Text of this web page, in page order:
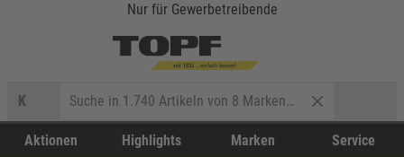
Nur für Gewerbetreibende
K
Aktionen Highlights Marken Service